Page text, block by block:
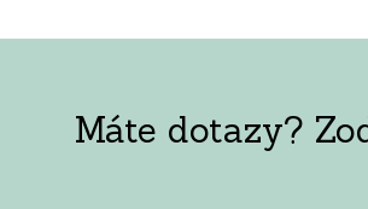
Máte dotazy?